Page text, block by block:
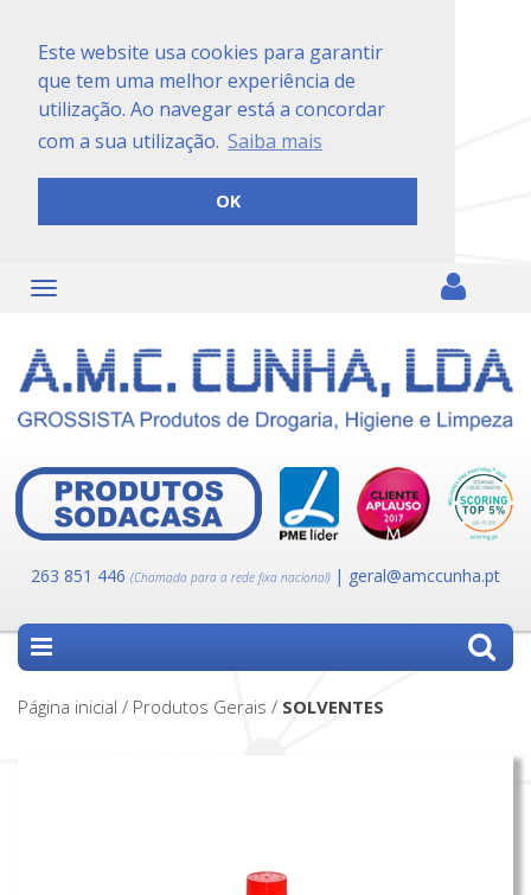
Este website usa cookies para garantir
que tem uma melhor experiência de
utilização. Ao navegar está a concordar
com a sua utilização. Saiba mais
OK
263 851 446 (Chamada para a rede fixa nacional) | geral@amccunha.pt
Página inicial / Produtos Gerais / SOLVENTES